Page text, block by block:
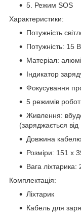
5. Режим SOS
Характеристики:
Потужність
Потужність: 15
Матеріал:
Індикатор
Фокусування
5 режимів
Живлення:
(заряджається від
Довжина
Розміри: 151 х
Вага ліхтарика:
Комплектація:
Ліхтарик
Кабель для